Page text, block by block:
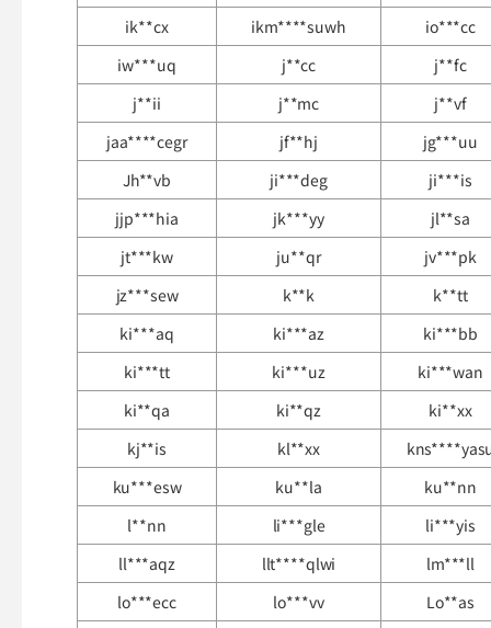
ik**cx
ikm****suwh
io***cc
iw***uq
j**cc
j**fc
j**ii
j**mc
j**vf
jaa****cegr
jf**hj
jg***uu
Jh**vb
ji***deg
ji***is
jjp***hia
jk***yy
jl**sa
jt***kw
ju**qr
jv***pk
jz***sew
k**k
k**tt
ki***aq
ki***az
ki***bb
ki***tt
ki***uz
ki***wan
ki**qa
ki**qz
ki**xx
kj**is
kl**xx
ku***esw
ku**la
ku**nn
l**nn
li***gle
li***yis
ll***aqz
llt****qlwi
lm***ll
lo***ecc
lo***vv
Lo**as